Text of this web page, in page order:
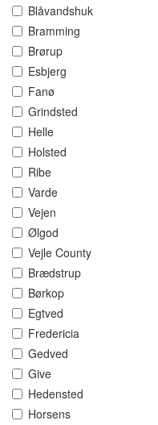
Blåvandshuk
Bramming
Brørup
Esbjerg
Fanø
Grindsted
Helle
Holsted
Ribe
Varde
Vejen
Ølgod
Vejle County
Brædstrup
Børkop
Egtved
Fredericia
Gedved
Give
Hedensted
Horsens